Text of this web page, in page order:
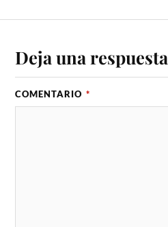
Deja una respuesta
COMENTARIO *